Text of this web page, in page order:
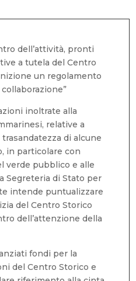
dell’attività, pronti
a tutela del Centro
un regolamento
inoltrate alla
relative a
di alcune
in particolare con
verde pubblico e alle
Segreteria di Stato per
intende puntualizzare
del Centro Storico
dell’attenzione della
fondi per la
del Centro Storico e